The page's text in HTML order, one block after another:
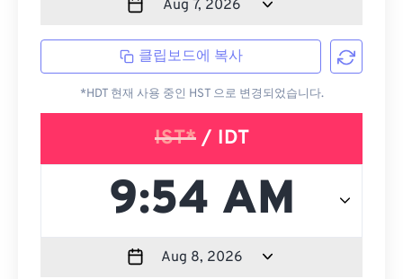
클립보드에 복사
*HDT 현재 사용 중인 HST 으로 변경되었습니다.
IST*/ IDT